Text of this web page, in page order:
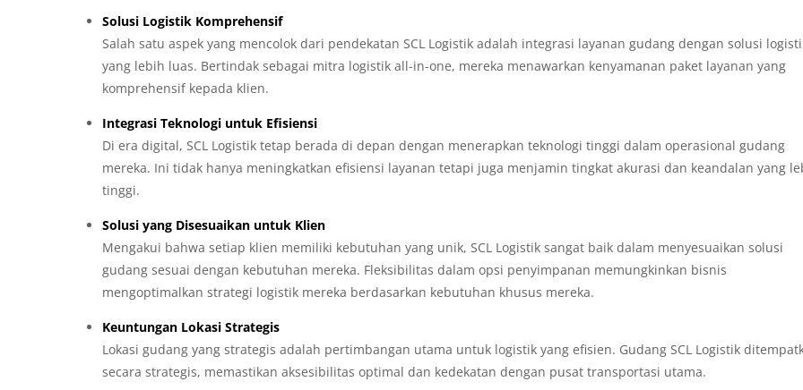
Solusi Logistik Komprehensif
Salah satu aspek yang mencolok dari pendekatan SCL Logistik adalah integrasi layanan gudang dengan solusi
yang lebih luas. Bertindak sebagai mitra logistik all-in-one, mereka menawarkan kenyamanan paket layanan yang
komprehensif kepada klien.
Integrasi Teknologi untuk Efisiensi
Di era digital, SCL Logistik tetap berada di depan dengan menerapkan teknologi tinggi dalam operasional gudang
mereka. Ini tidak hanya meningkatkan efisiensi layanan tetapi juga menjamin tingkat akurasi dan keandalan yang
tinggi.
Solusi yang Disesuaikan untuk Klien
Mengakui bahwa setiap klien memiliki kebutuhan yang unik, SCL Logistik sangat baik dalam menyesuaikan solusi
gudang sesuai dengan kebutuhan mereka. Fleksibilitas dalam opsi penyimpanan memungkinkan bisnis
mengoptimalkan strategi logistik mereka berdasarkan kebutuhan khusus mereka.
Keuntungan Lokasi Strategis
Lokasi gudang yang strategis adalah pertimbangan utama untuk logistik yang efisien. Gudang SCL Logistik
secara strategis, memastikan aksesibilitas optimal dan kedekatan dengan pusat transportasi utama.